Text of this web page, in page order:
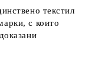
текстил
с които